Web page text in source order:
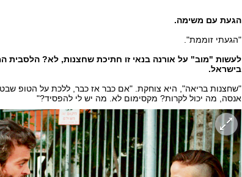
הגעת עם משימה.
"הגעתי זוממת".
לעשות "מוב" על אורנה בנאי זו חתיכת שחצנות, לא? הלסבית
בישראל.
"שחצנות בריאה", היא צוחקת. "אם כבר אז כבר, ללכת על הטופ
אנסה, מה יכול לקרות? מקסימום לא. מה יש לי להפסיד?"